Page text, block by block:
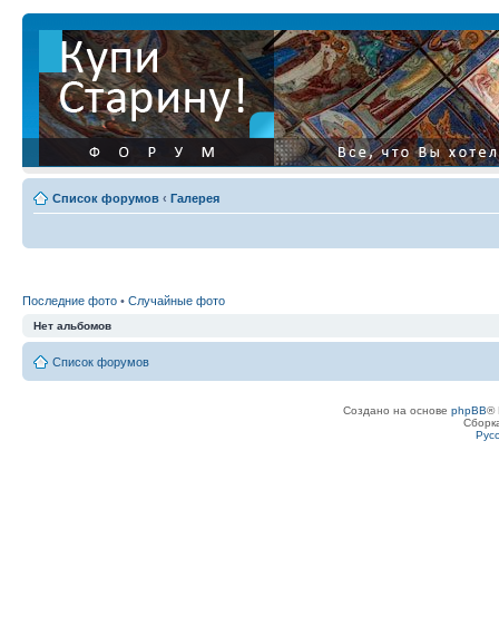
Список форумов ‹ Галерея
Последние фото • Случайные фото
Нет альбомов
Список форумов
Создано на основе phpBB®